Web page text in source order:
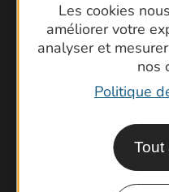
Les cookies
améliorer votre
analyser et
nos
Politique
Tout
Foire